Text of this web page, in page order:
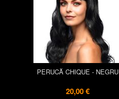
PERUCĂ CHIQUE - NEGRU
20,00 €